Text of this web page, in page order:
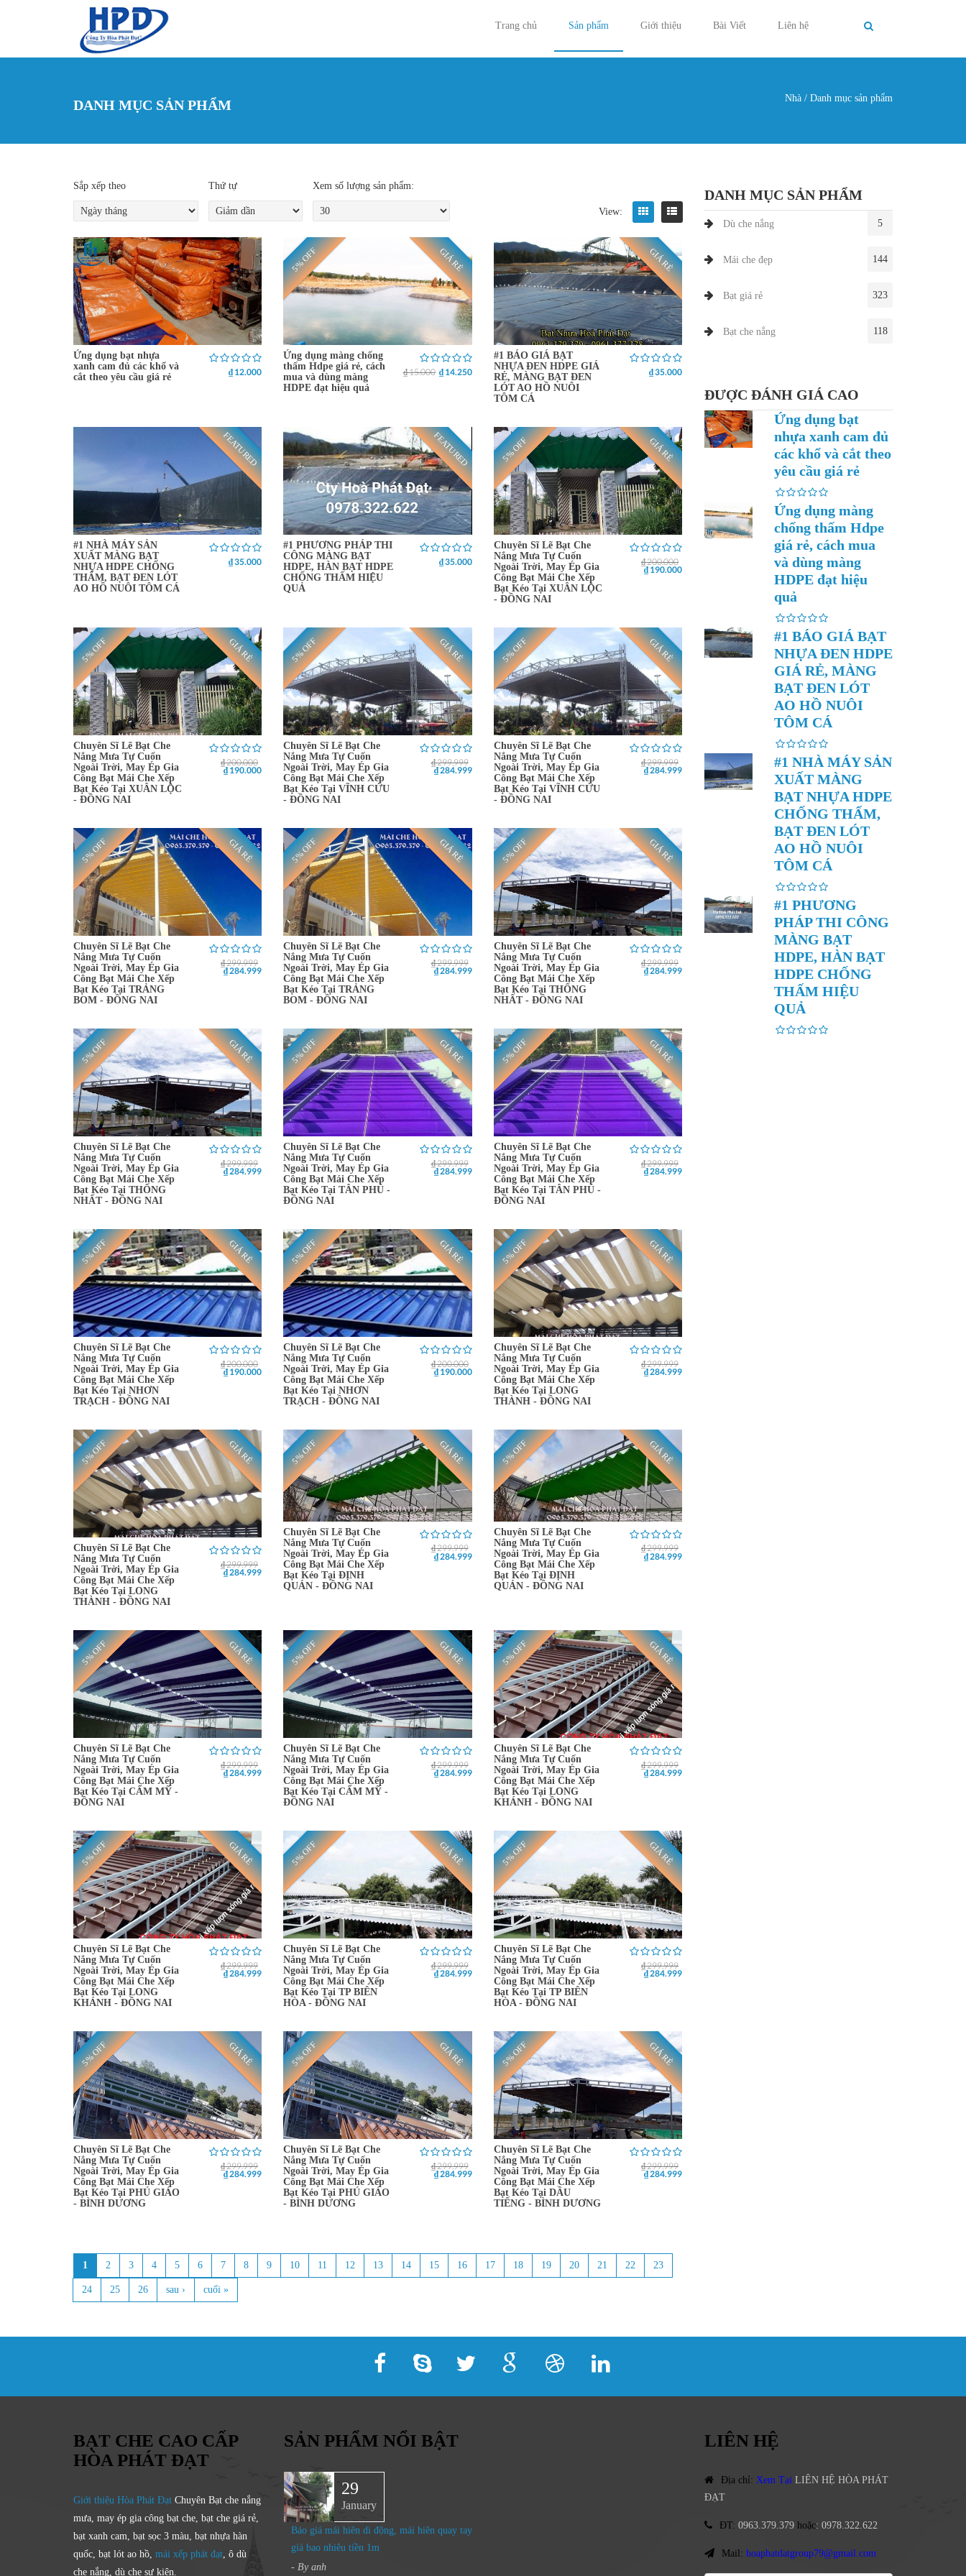
Trang chủ
Sản phẩm Giới thiệu Bài Viết Liên hệ
DANH MỤC SẢN PHẨM Nhà / Danh mục sản phẩm
View:
Sắp xếp theo Thứ tự Xem số lượng sản phẩm:
Ứng dụng bạt nhựa
xanh cam đủ các khổ và
cắt theo yêu cầu giá rẻ
₫ 12.000
5% OFF GIÁ RẺ
Ứng dụng màng chống
thấm Hdpe giá rẻ, cách
mua và dùng màng
HDPE đạt hiệu quả
₫ 15.000 ₫ 14.250
GIÁ RẺ
#1 BÁO GIÁ BẠT
NHỰA ĐEN HDPE GIÁ
RẺ, MÀNG BẠT ĐEN
LÓT AO HỒ NUÔI
TÔM CÁ
₫ 35.000
FEATURED
#1 NHÀ MÁY SẢN
XUẤT MÀNG BẠT
NHỰA HDPE CHỐNG
THẤM, BẠT ĐEN LÓT
AO HỒ NUÔI TÔM CÁ
₫ 35.000
FEATURED
#1 PHƯƠNG PHÁP THI
CÔNG MÀNG BẠT
HDPE, HÀN BẠT HDPE
CHỐNG THẤM HIỆU
QUẢ
₫ 35.000
5% OFF GIÁ RẺ
Chuyên Sĩ Lẽ Bạt Che
Nắng Mưa Tự Cuốn
Ngoài Trời, May Ép Gia
Công Bạt Mái Che Xếp
Bạt Kéo Tại XUÂN LỘC
- ĐỒNG NAI
₫ 200.000
₫ 190.000
5% OFF GIÁ RẺ
Chuyên Sĩ Lẽ Bạt Che
Nắng Mưa Tự Cuốn
Ngoài Trời, May Ép Gia
Công Bạt Mái Che Xếp
Bạt Kéo Tại XUÂN LỘC
- ĐỒNG NAI
₫ 200.000
₫ 190.000
5% OFF GIÁ RẺ
Chuyên Sĩ Lẽ Bạt Che
Nắng Mưa Tự Cuốn
Ngoài Trời, May Ép Gia
Công Bạt Mái Che Xếp
Bạt Kéo Tại VĨNH CỬU
- ĐỒNG NAI
₫ 299.999
₫ 284.999
5% OFF GIÁ RẺ
Chuyên Sĩ Lẽ Bạt Che
Nắng Mưa Tự Cuốn
Ngoài Trời, May Ép Gia
Công Bạt Mái Che Xếp
Bạt Kéo Tại VĨNH CỬU
- ĐỒNG NAI
₫ 299.999
₫ 284.999
5% OFF GIÁ RẺ
Chuyên Sĩ Lẽ Bạt Che
Nắng Mưa Tự Cuốn
Ngoài Trời, May Ép Gia
Công Bạt Mái Che Xếp
Bạt Kéo Tại TRẢNG
BOM - ĐỒNG NAI
₫ 299.999
₫ 284.999
5% OFF GIÁ RẺ
Chuyên Sĩ Lẽ Bạt Che
Nắng Mưa Tự Cuốn
Ngoài Trời, May Ép Gia
Công Bạt Mái Che Xếp
Bạt Kéo Tại TRẢNG
BOM - ĐỒNG NAI
₫ 299.999
₫ 284.999
5% OFF GIÁ RẺ
Chuyên Sĩ Lẽ Bạt Che
Nắng Mưa Tự Cuốn
Ngoài Trời, May Ép Gia
Công Bạt Mái Che Xếp
Bạt Kéo Tại THỐNG
NHẤT - ĐỒNG NAI
₫ 299.999
₫ 284.999
5% OFF GIÁ RẺ
Chuyên Sĩ Lẽ Bạt Che
Nắng Mưa Tự Cuốn
Ngoài Trời, May Ép Gia
Công Bạt Mái Che Xếp
Bạt Kéo Tại THỐNG
NHẤT - ĐỒNG NAI
₫ 299.999
₫ 284.999
5% OFF GIÁ RẺ
Chuyên Sĩ Lẽ Bạt Che
Nắng Mưa Tự Cuốn
Ngoài Trời, May Ép Gia
Công Bạt Mái Che Xếp
Bạt Kéo Tại TÂN PHÚ -
ĐỒNG NAI
₫ 299.999
₫ 284.999
5% OFF GIÁ RẺ
Chuyên Sĩ Lẽ Bạt Che
Nắng Mưa Tự Cuốn
Ngoài Trời, May Ép Gia
Công Bạt Mái Che Xếp
Bạt Kéo Tại TÂN PHÚ -
ĐỒNG NAI
₫ 299.999
₫ 284.999
5% OFF GIÁ RẺ
Chuyên Sĩ Lẽ Bạt Che
Nắng Mưa Tự Cuốn
Ngoài Trời, May Ép Gia
Công Bạt Mái Che Xếp
Bạt Kéo Tại NHƠN
TRẠCH - ĐỒNG NAI
₫ 200.000
₫ 190.000
5% OFF GIÁ RẺ
Chuyên Sĩ Lẽ Bạt Che
Nắng Mưa Tự Cuốn
Ngoài Trời, May Ép Gia
Công Bạt Mái Che Xếp
Bạt Kéo Tại NHƠN
TRẠCH - ĐỒNG NAI
₫ 200.000
₫ 190.000
5% OFF GIÁ RẺ
Chuyên Sĩ Lẽ Bạt Che
Nắng Mưa Tự Cuốn
Ngoài Trời, May Ép Gia
Công Bạt Mái Che Xếp
Bạt Kéo Tại LONG
THÀNH - ĐỒNG NAI
₫ 299.999
₫ 284.999
5% OFF GIÁ RẺ
Chuyên Sĩ Lẽ Bạt Che
Nắng Mưa Tự Cuốn
Ngoài Trời, May Ép Gia
Công Bạt Mái Che Xếp
Bạt Kéo Tại LONG
THÀNH - ĐỒNG NAI
₫ 299.999
₫ 284.999
5% OFF GIÁ RẺ
Chuyên Sĩ Lẽ Bạt Che
Nắng Mưa Tự Cuốn
Ngoài Trời, May Ép Gia
Công Bạt Mái Che Xếp
Bạt Kéo Tại ĐỊNH
QUÁN - ĐỒNG NAI
₫ 299.999
₫ 284.999
5% OFF GIÁ RẺ
Chuyên Sĩ Lẽ Bạt Che
Nắng Mưa Tự Cuốn
Ngoài Trời, May Ép Gia
Công Bạt Mái Che Xếp
Bạt Kéo Tại ĐỊNH
QUÁN - ĐỒNG NAI
₫ 299.999
₫ 284.999
5% OFF GIÁ RẺ
Chuyên Sĩ Lẽ Bạt Che
Nắng Mưa Tự Cuốn
Ngoài Trời, May Ép Gia
Công Bạt Mái Che Xếp
Bạt Kéo Tại CẨM MỸ -
ĐỒNG NAI
₫ 299.999
₫ 284.999
5% OFF GIÁ RẺ
Chuyên Sĩ Lẽ Bạt Che
Nắng Mưa Tự Cuốn
Ngoài Trời, May Ép Gia
Công Bạt Mái Che Xếp
Bạt Kéo Tại CẨM MỸ -
ĐỒNG NAI
₫ 299.999
₫ 284.999
5% OFF GIÁ RẺ
Chuyên Sĩ Lẽ Bạt Che
Nắng Mưa Tự Cuốn
Ngoài Trời, May Ép Gia
Công Bạt Mái Che Xếp
Bạt Kéo Tại LONG
KHÁNH - ĐỒNG NAI
₫ 299.999
₫ 284.999
5% OFF GIÁ RẺ
Chuyên Sĩ Lẽ Bạt Che
Nắng Mưa Tự Cuốn
Ngoài Trời, May Ép Gia
Công Bạt Mái Che Xếp
Bạt Kéo Tại LONG
KHÁNH - ĐỒNG NAI
₫ 299.999
₫ 284.999
5% OFF GIÁ RẺ
Chuyên Sĩ Lẽ Bạt Che
Nắng Mưa Tự Cuốn
Ngoài Trời, May Ép Gia
Công Bạt Mái Che Xếp
Bạt Kéo Tại TP BIÊN
HÒA - ĐỒNG NAI
₫ 299.999
₫ 284.999
5% OFF GIÁ RẺ
Chuyên Sĩ Lẽ Bạt Che
Nắng Mưa Tự Cuốn
Ngoài Trời, May Ép Gia
Công Bạt Mái Che Xếp
Bạt Kéo Tại TP BIÊN
HÒA - ĐỒNG NAI
₫ 299.999
₫ 284.999
5% OFF GIÁ RẺ
Chuyên Sĩ Lẽ Bạt Che
Nắng Mưa Tự Cuốn
Ngoài Trời, May Ép Gia
Công Bạt Mái Che Xếp
Bạt Kéo Tại PHÚ GIÁO
- BÌNH DƯƠNG
₫ 299.999
₫ 284.999
5% OFF GIÁ RẺ
Chuyên Sĩ Lẽ Bạt Che
Nắng Mưa Tự Cuốn
Ngoài Trời, May Ép Gia
Công Bạt Mái Che Xếp
Bạt Kéo Tại PHÚ GIÁO
- BÌNH DƯƠNG
₫ 299.999
₫ 284.999
5% OFF GIÁ RẺ
Chuyên Sĩ Lẽ Bạt Che
Nắng Mưa Tự Cuốn
Ngoài Trời, May Ép Gia
Công Bạt Mái Che Xếp
Bạt Kéo Tại DẦU
TIẾNG - BÌNH DƯƠNG
₫ 299.999
₫ 284.999
Trang
1 2 3 4 5 6 7 8 9 10 11 12 13 14 15 16 17 18 19 20 21 22 23
24 25 26 sau › cuối »
DANH MỤC SẢN PHẨM
Dù che nắng 5
Mái che đẹp 144
Bạt giá rẻ 323
Bạt che nắng 118
ĐƯỢC ĐÁNH GIÁ CAO
Ứng dụng bạt
nhựa xanh cam đủ
các khổ và cắt theo
yêu cầu giá rẻ
Ứng dụng màng
chống thấm Hdpe
giá rẻ, cách mua
và dùng màng
HDPE đạt hiệu
quả
#1 BÁO GIÁ BẠT
NHỰA ĐEN HDPE
GIÁ RẺ, MÀNG
BẠT ĐEN LÓT
AO HỒ NUÔI
TÔM CÁ
#1 NHÀ MÁY SẢN
XUẤT MÀNG
BẠT NHỰA HDPE
CHỐNG THẤM,
BẠT ĐEN LÓT
AO HỒ NUÔI
TÔM CÁ
#1 PHƯƠNG
PHÁP THI CÔNG
MÀNG BẠT
HDPE, HÀN BẠT
HDPE CHỐNG
THẤM HIỆU
QUẢ
BẠT CHE CAO CẤP
HÒA PHÁT ĐẠT
Giới thiệu Hòa Phát Đạt Chuyên Bạt che nắng
mưa, may ép gia công bạt che, bạt che giá rẻ,
bạt xanh cam, bạt sọc 3 màu, bạt nhựa hàn
quốc, bạt lót ao hồ, mái xếp phát đạt , ô dù
che nắng, dù che sự kiện.
SẢN PHẨM NỔI BẬT
29
January
Báo giá mái hiên di động, mái hiên quay tay
giá bao nhiêu tiền 1m
- By anh
LIÊN HỆ
Địa chỉ: Xem Tại LIÊN HỆ HÒA PHÁT
ĐẠT
ĐT: 0963.379.379 hoặc: 0978.322.622
Mail: hoaphatdatgroup79@gmail.com